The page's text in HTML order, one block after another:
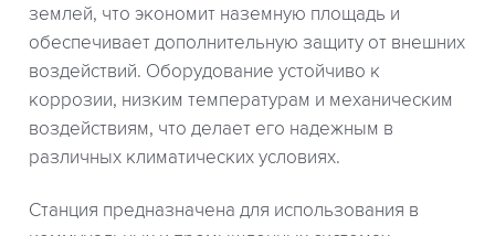
землей, что экономит наземную площадь и
обеспечивает дополнительную защиту от внешних
воздействий. Оборудование устойчиво к
коррозии, низким температурам и механическим
воздействиям, что делает его надежным в
различных климатических условиях.
Станция предназначена для использования в